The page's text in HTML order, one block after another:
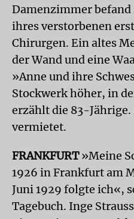
Damenzimmer
ihres verstorbenen
Chirurgen. Ein altes
der Wand und eine
»Anne und ihre
Stockwerk höher, in
erzählt die 83-Jährige.
vermietet.
FRANKFURT»Meine
1926 in Frankfurt am
Juni 1929 folgte ich«,
Tagebuch. Inge